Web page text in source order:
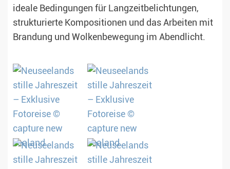
ideale Bedingungen für Langzeitbelichtungen,
strukturierte Kompositionen und das Arbeiten mit
Brandung und Wolkenbewegung im Abendlicht.